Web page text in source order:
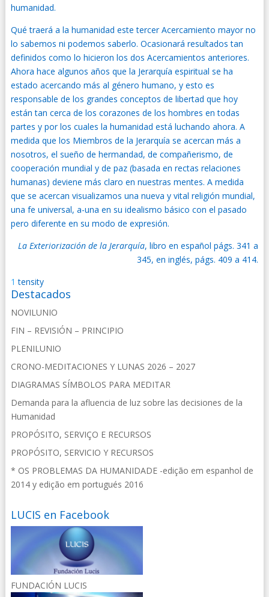
humanidad.
Qué traerá a la humanidad este tercer Acercamiento mayor no
lo sabemos ni podemos saberlo. Ocasionará resultados tan
definidos como lo hicieron los dos Acercamientos anteriores.
Ahora hace algunos años que la Jerarquía espiritual se ha
estado acercando más al género humano, y esto es
responsable de los grandes conceptos de libertad que hoy
están tan cerca de los corazones de los hombres en todas
partes y por los cuales la humanidad está luchando ahora. A
medida que los Miembros de la Jerarquía se acercan más a
nosotros, el sueño de hermandad, de compañerismo, de
cooperación mundial y de paz (basada en rectas relaciones
humanas) deviene más claro en nuestras mentes. A medida
que se acercan visualizamos una nueva y vital religión mundial,
una fe universal, a-una en su idealismo básico con el pasado
pero diferente en su modo de expresión.
La Exteriorización de la Jerarquía, libro en español págs. 341 a
345, en inglés, págs. 409 a 414.
1 tensity
Destacados
NOVILUNIO
FIN – REVISIÓN – PRINCIPIO
PLENILUNIO
CRONO-MEDITACIONES Y LUNAS 2026 – 2027
DIAGRAMAS SÍMBOLOS PARA MEDITAR
Demanda para la afluencia de luz sobre las decisiones de la
Humanidad
PROPÓSITO, SERVIÇO E RECURSOS
PROPÓSITO, SERVICIO Y RECURSOS
* OS PROBLEMAS DA HUMANIDADE -edição em espanhol de
2014 y edição em portugués 2016
LUCIS en Facebook
FUNDACIÓN LUCIS